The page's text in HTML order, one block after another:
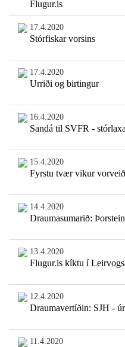
Flugur.is
17.4.2020
Stórfiskar vorsins
17.4.2020
Urriði og birtingur
16.4.2020
Sandá til SVFR -
15.4.2020
Fyrstu tvær vikur
14.4.2020
Draumasumarið:
13.4.2020
Flugur.is kíktu í
12.4.2020
Draumavertíðin: SJH -
11.4.2020